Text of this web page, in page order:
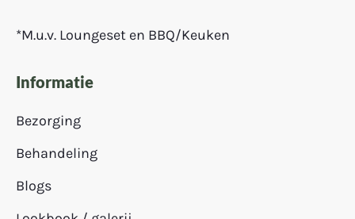
*M.u.v. Loungeset en BBQ/Keuken
Informatie
Bezorging
Behandeling
Blogs